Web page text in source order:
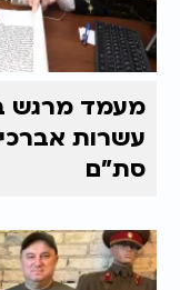
מעמד מרגש
עשרות
סת"ם